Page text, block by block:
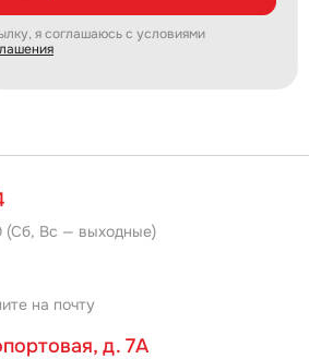
я соглашаюсь с условиями
(Сб, Вс — выходные)
на почту
д. 7А